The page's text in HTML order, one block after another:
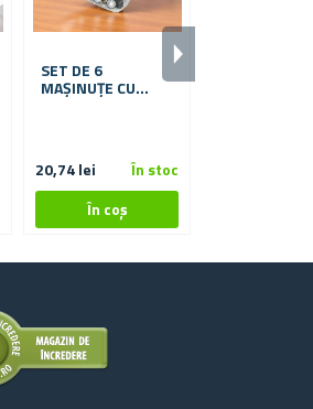
SET DE 6
MAȘINUȚE CU
TRANSPARENTĂ
20,74 lei În stoc